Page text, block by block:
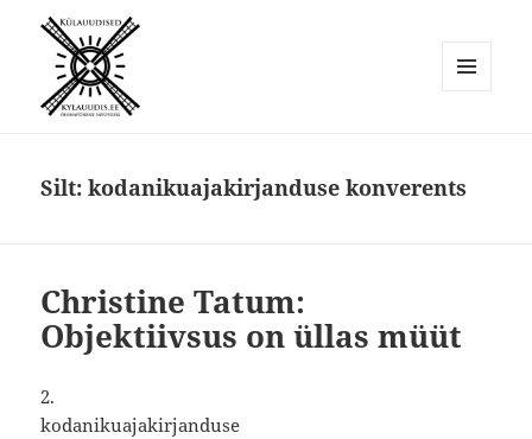
Silt:kodanikuajakirjanduse konverents
Christine Tatum:
Objektiivsus on üllas müüt
2.
kodanikuajakirjanduse